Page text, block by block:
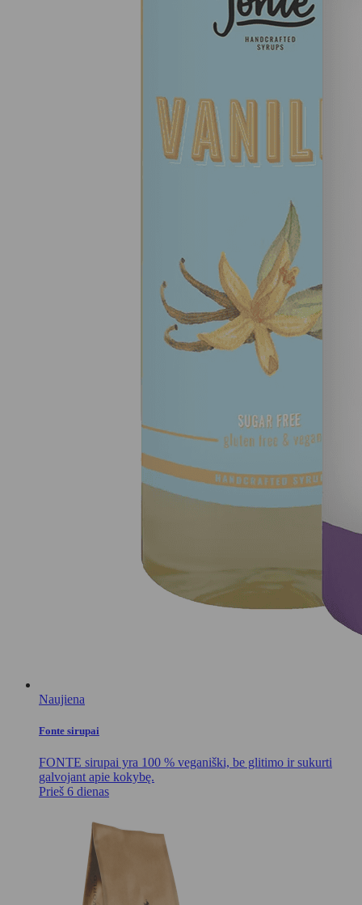
Naujiena
Fonte sirupai
FONTE sirupai yra 100 % veganiški, be glitimo ir sukurti
galvojant apie kokybę.
Prieš 6 dienas